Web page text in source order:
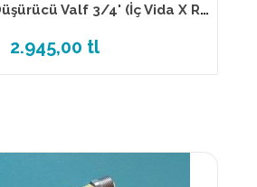
Eca Su Basınç Düşürücü Valf 3/4' (İç Vida X Rakorlu)
2.945,00 tl